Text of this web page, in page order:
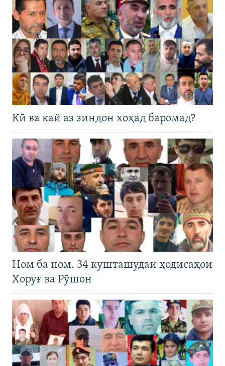
Кӣ ва кай аз зиндон хоҳад баромад?
Ном ба ном. 34 кушташудаи ҳодисаҳои
Хоруғ ва Рӯшон